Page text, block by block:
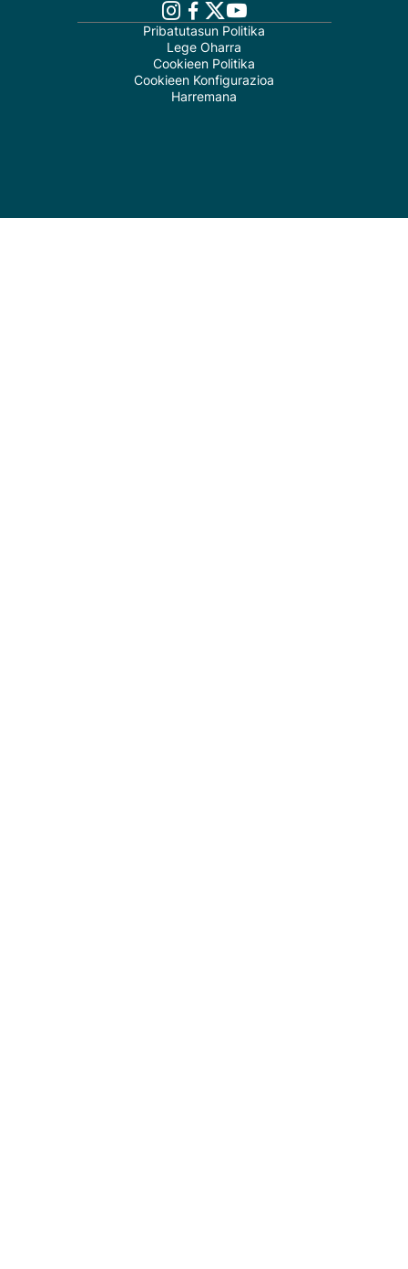
Pribatutasun Politika
Lege Oharra
Cookieen Politika
Cookieen Konfigurazioa
Harremana